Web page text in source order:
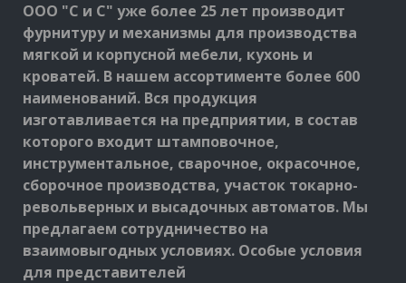
ООО "С и С" уже более 25 лет производит
фурнитуру и механизмы для производства
мягкой и корпусной мебели, кухонь и
кроватей. В нашем ассортименте более 600
наименований. Вся продукция
изготавливается на предприятии, в состав
которого входит штамповочное,
инструментальное, сварочное, окрасочное,
сборочное производства, участок токарно-
револьверных и высадочных автоматов. Мы
предлагаем сотрудничество на
взаимовыгодных условиях. Особые условия
для представителей